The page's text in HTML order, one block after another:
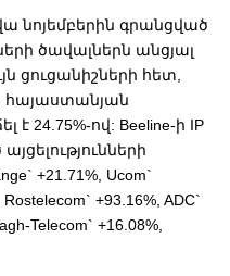
նոյեմբերին գրանցված
ծավալներն անցյալ
ցուցանիշների հետ,
հայաստանյան
է 24.75%-ով: Beeline-ի IP
+21.71%, Ucom`
+93.16%, ADC`
Telecom` +16.08%,